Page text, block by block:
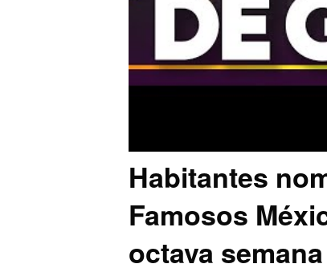
Habitantes
Famosos
octava semana